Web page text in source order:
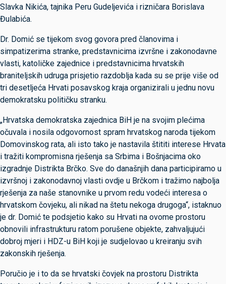
Slavka Nikića, tajnika Peru Gudeljevića i rizničara Borislava
Đulabića.
Dr. Domić se tijekom svog govora pred članovima i
simpatizerima stranke, predstavnicima izvršne i zakonodavne
vlasti, katoličke zajednice i predstavnicima hrvatskih
braniteljskih udruga prisjetio razdoblja kada su se prije više od
tri desetljeća Hrvati posavskog kraja organizirali u jednu novu
demokratsku političku stranku.
„Hrvatska demokratska zajednica BiH je na svojim plećima
očuvala i nosila odgovornost spram hrvatskog naroda tijekom
Domovinskog rata, ali isto tako je nastavila štititi interese Hrvata
i tražiti kompromisna rješenja sa Srbima i Bošnjacima oko
izgradnje Distrikta Brčko. Sve do današnjih dana participiramo u
izvršnoj i zakonodavnoj vlasti ovdje u Brčkom i tražimo najbolja
rješenja za naše stanovnike u prvom redu vodeći interesa o
hrvatskom čovjeku, ali nikad na štetu nekoga drugoga“, istaknuo
je dr. Domić te podsjetio kako su Hrvati na ovome prostoru
obnovili infrastrukturu ratom porušene objekte, zahvaljujući
dobroj mjeri i HDZ-u BiH koji je sudjelovao u kreiranju svih
zakonskih rješenja.
Poručio je i to da se hrvatski čovjek na prostoru Distrikta